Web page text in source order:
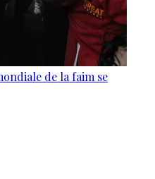
de la faim se